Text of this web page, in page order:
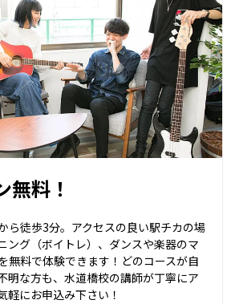
無料！
ら徒歩3分。アクセスの良い駅チカの場
ング（ボイトレ）、ダンスや楽器のマ
無料で体験できます！どのコースが自
明な方も、水道橋校の講師が丁寧にア
軽にお申込み下さい！